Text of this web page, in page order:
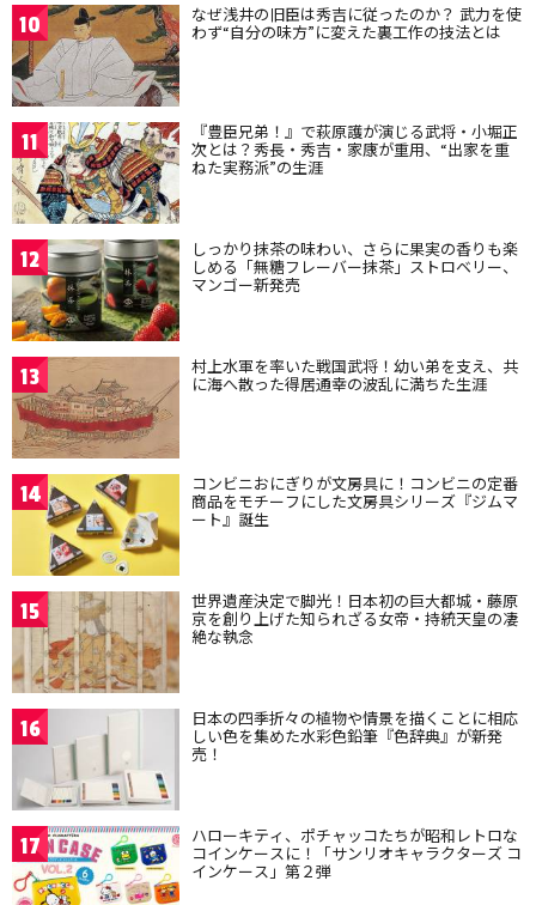
10 なぜ浅井の旧臣は秀吉に従ったのか？ 武力を使
わず“自分の味方”に変えた裏工作の技法とは
11 『豊臣兄弟！』で萩原護が演じる武将・小堀正
次とは？秀長・秀吉・家康が重用、“出家を重
ねた実務派”の生涯
12 しっかり抹茶の味わい、さらに果実の香りも楽
しめる「無糖フレーバー抹茶」ストロベリー、
マンゴー新発売
13 村上水軍を率いた戦国武将！幼い弟を支え、共
に海へ散った得居通幸の波乱に満ちた生涯
14 コンビニおにぎりが文房具に！コンビニの定番
商品をモチーフにした文房具シリーズ『ジムマ
ート』誕生
15 世界遺産決定で脚光！日本初の巨大都城・藤原
京を創り上げた知られざる女帝・持統天皇の凄
絶な執念
16 日本の四季折々の植物や情景を描くことに相応
しい色を集めた水彩色鉛筆『色辞典』が新発
売！
17 ハローキティ、ポチャッコたちが昭和レトロな
コインケースに！「サンリオキャラクターズ コ
インケース」第２弾